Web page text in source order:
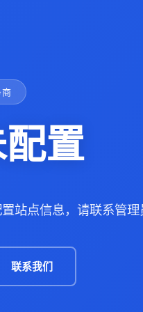
置
站点信息，请联系管理
联系我们